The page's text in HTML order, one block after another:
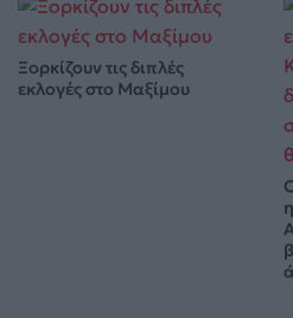
Ξορκίζουν τις διπλές
εκλογές στο Μαξίμου